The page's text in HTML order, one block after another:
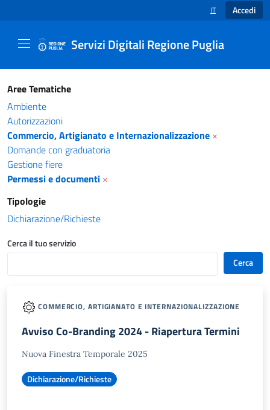
SELEZIONE
IT Accedi
Servizi Digitali Regione Puglia
Catalogo servizi - Servizi Digitali Regione
Aree Tematiche
Ambiente
Autorizzazioni
Commercio, Artigianato e Internazionalizzazione ×
Domande con graduatoria
Gestione fiere
Permessi e documenti ×
Tipologie
Dichiarazione/Richieste
Cerca il tuo servizio
Cerca
COMMERCIO, ARTIGIANATO E INTERNAZIONALIZZAZIONE
Avviso Co-Branding 2024 - Riapertura Termini
Nuova Finestra Temporale 2025
Dichiarazione/Richieste